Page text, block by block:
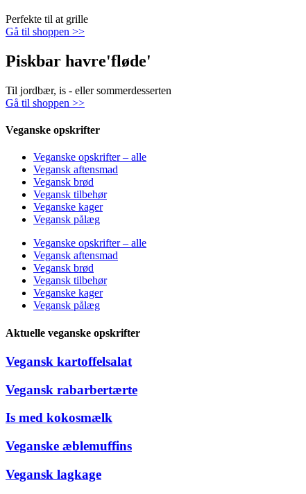
Perfekte til at grille
Gå til shoppen >>
Piskbar havre'fløde'
Til jordbær, is - eller sommerdesserten
Gå til shoppen >>
Veganske opskrifter
Veganske opskrifter – alle
Vegansk aftensmad
Vegansk brød
Vegansk tilbehør
Veganske kager
Vegansk pålæg
Veganske opskrifter – alle
Vegansk aftensmad
Vegansk brød
Vegansk tilbehør
Veganske kager
Vegansk pålæg
Aktuelle veganske opskrifter
Vegansk kartoffelsalat
Vegansk rabarbertærte
Is med kokosmælk
Veganske æblemuffins
Vegansk lagkage